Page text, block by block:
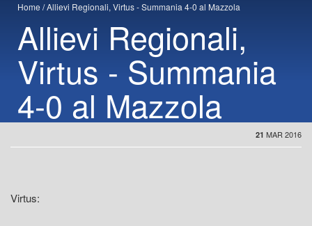
Home Allievi Regionali, Virtus - Summania 4-0 al Mazzola
Allievi Regionali,
Virtus - Summania
4-0 al Mazzola
21 MAR 2016
Virtus: